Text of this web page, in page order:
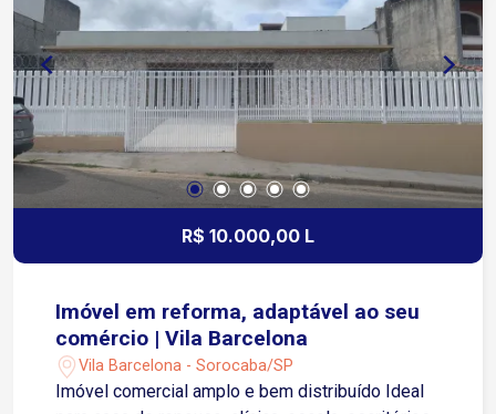
de serviços e outras atividades comerciais.
R$ 10.000,00 L
Imóvel em reforma, adaptável ao seu
comércio | Vila Barcelona
Vila Barcelona - Sorocaba/SP
Imóvel comercial amplo e bem distribuído Ideal